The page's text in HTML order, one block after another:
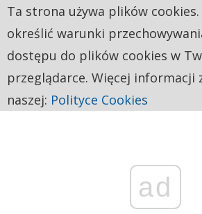
ad
Ta strona używa plików cookies.
określić warunki
dostępu do plików cookies w
przeglądarce. Więcej informacji
naszej: Polityce Cookies